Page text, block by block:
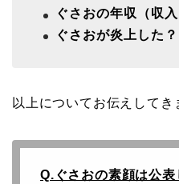
ぐさおの年収（収
ぐさおが炎上した？
以上についてお伝えしてき
Q.ぐさおの素顔は公表